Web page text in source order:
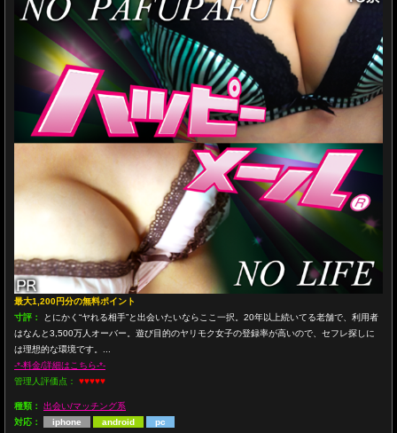
最大1,200円分の無料ポイント
寸評：
とにかく“ヤれる相手”と出会いたいならここ一択。20年以上続いてる老舗で、利用者
はなんと3,500万人オーバー。遊び目的のヤリモク女子の登録率が高いので、セフレ探しに
は理想的な環境です。...
-*-料金/詳細はこちら-*-
管理人評価点： ♥♥♥♥♥
種類：
出会い/マッチング系
対応：
iphone android pc